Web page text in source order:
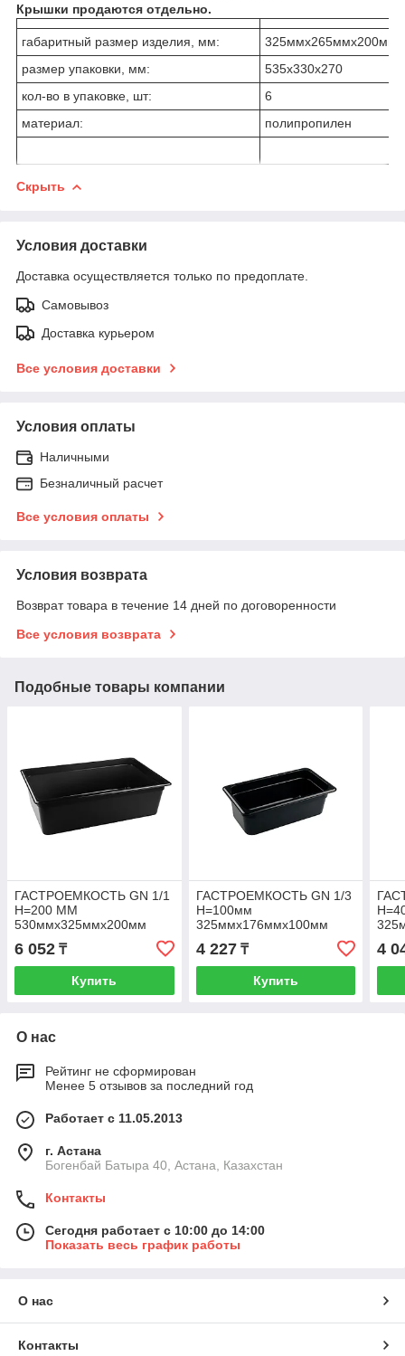
Крышки продаются отдельно.
габаритный размер изделия, мм:
325ммx265ммx200мм
размер упаковки, мм:
535х330х270
кол-во в упаковке, шт:
6
материал:
полипропилен
Скрыть
Условия доставки
Доставка осуществляется только по предоплате.
Самовывоз
Доставка курьером
Все условия доставки
Условия оплаты
Наличными
Безналичный расчет
Все условия оплаты
Условия возврата
Возврат товара в течение 14 дней по договоренности
Все условия возврата
Подобные товары компании
ГАСТРОЕМКОСТЬ GN 1/1
H=200 ММ
530ммх325ммх200мм
6 052 ₸
Купить
ГАСТРОЕМКОСТЬ GN 1/3
H=100мм
325ммх176ммх100мм
4 227₸
Купить
4
О нас
Рейтинг не сформирован
Менее 5 отзывов за последний год
Работает с 11.05.2013
г. Астана
Богенбай Батыра 40, Астана, Казахстан
Контакты
Сегодня работает с 10:00 до 14:00
Показать весь график работы
О нас
Контакты